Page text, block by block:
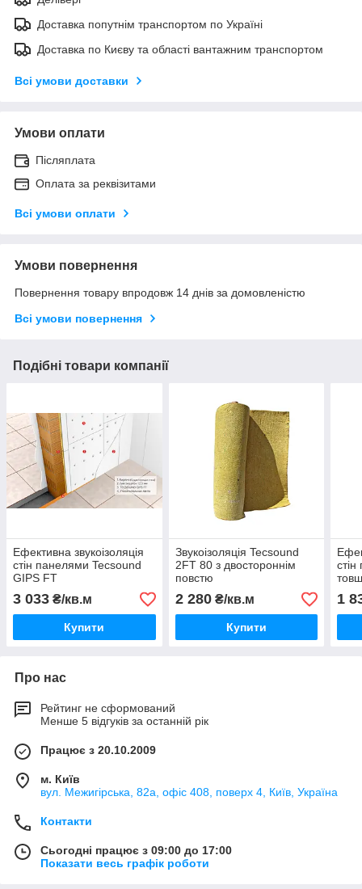
Доставка попутнім транспортом по Україні
Доставка по Києву та області вантажним транспортом
Всі умови доставки
Умови оплати
Післяплата
Оплата за реквізитами
Всі умови оплати
Умови повернення
Повернення товару впродовж 14 днів за домовленістю
Всі умови повернення
Подібні товари компанії
Ефективна звукоізоляція
стін панелями Tecsound
GIPS FT
1200х1000х35.5мм
3 033 ₴/кв.м
Купити
Звукоізоляція Tecsound
2FT 80 з двостороннім
повстю
2 280₴/кв.м
Купити
1
Про нас
Рейтинг не сформований
Менше 5 відгуків за останній рік
Працює з 20.10.2009
м. Київ
вул. Межигірська, 82а, офіс 408, поверх 4, Київ, Україна
Контакти
Сьогодні працює з 09:00 до 17:00
Показати весь графік роботи